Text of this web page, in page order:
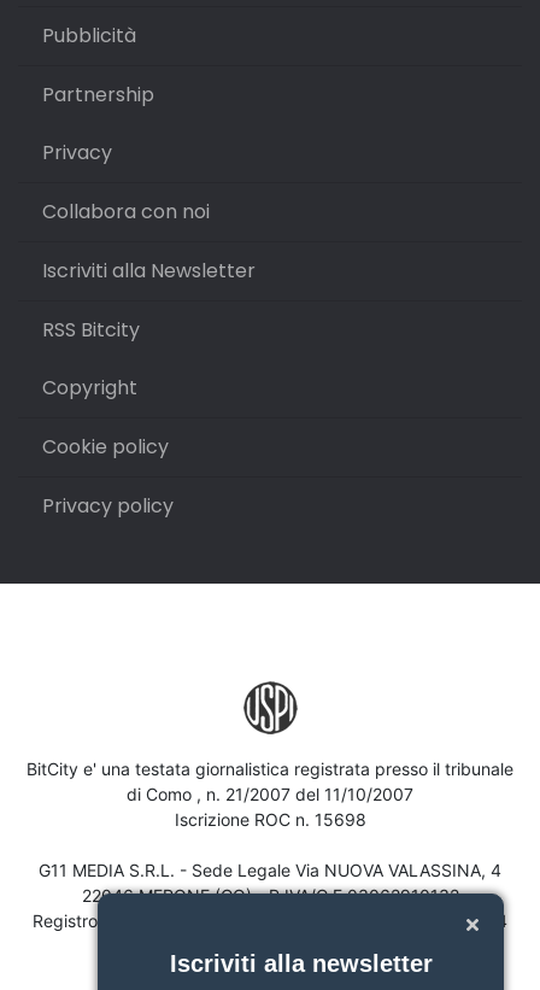
Pubblicità
Partnership
Privacy
Collabora con noi
Iscriviti alla Newsletter
RSS Bitcity
Copyright
Cookie policy
Privacy policy
BitCity e' una testata giornalistica registrata presso il tribunale
di Como , n. 21/2007 del 11/10/2007
Iscrizione ROC n. 15698
G11 MEDIA S.R.L. - Sede Legale Via NUOVA VALASSINA, 4
22046 MERONE (CO) - P.IVA/C.F.03062910132
Registro imprese di Como n. 03062910132 - REA n. 293834
Iscriviti alla newsletter